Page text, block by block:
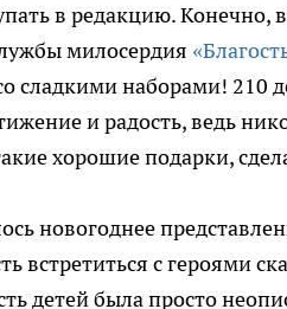
в редакцию. Конечно,
милосердия
сладкими наборами! 210
и радость, ведь
хорошие подарки,
новогоднее
встретиться с героями
детей была просто